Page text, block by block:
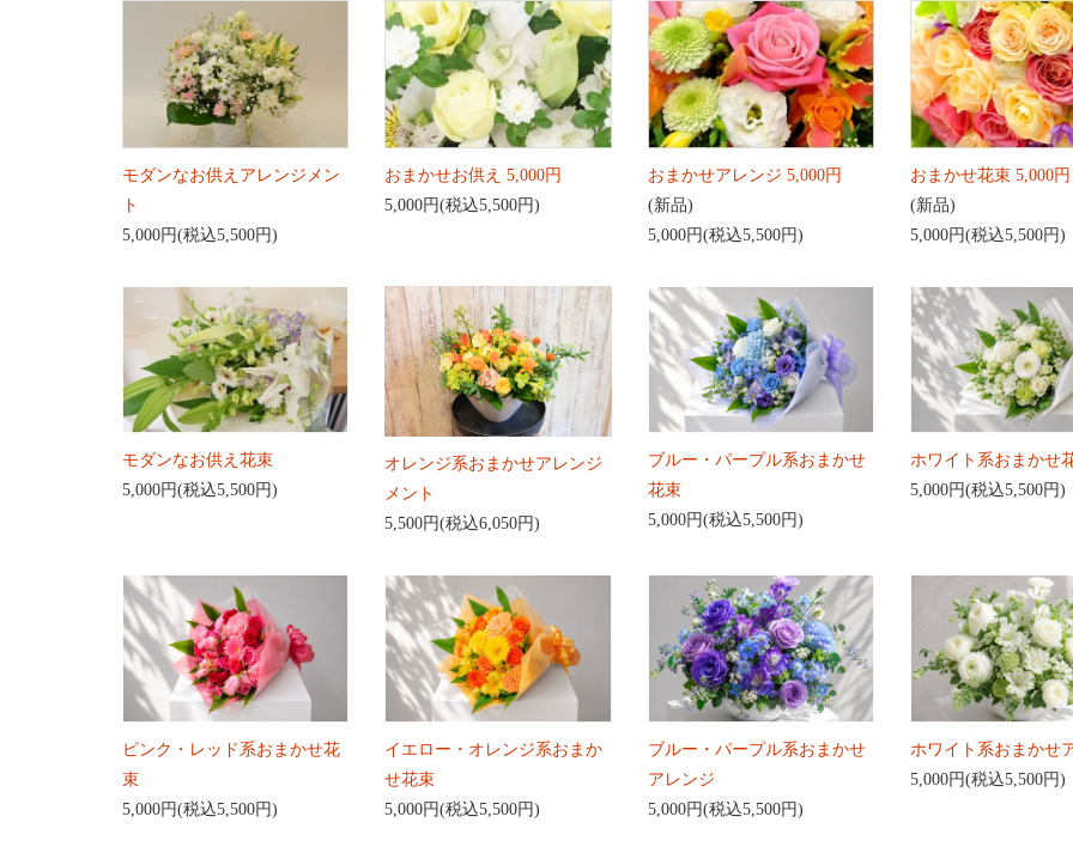
モダンなお供えアレンジメン
ト
5,000円(税込5,500円)
おまかせお供え 5,000円
5,000円(税込5,500円)
おまかせアレンジ 5,000円
(新品)
5,000円(税込5,500円)
おまかせ花束 5,000円
(新品)
5,000円(税込5,500円)
モダンなお供え花束
5,000円(税込5,500円)
オレンジ系おまかせアレンジ
メント
5,500円(税込6,050円)
ブルー・パープル系おまかせ
花束
5,000円(税込5,500円)
ホワイト系おまかせ
5,000円(税込5,500円)
ピンク・レッド系おまかせ花
束
5,000円(税込5,500円)
イエロー・オレンジ系おまか
せ花束
5,000円(税込5,500円)
ブルー・パープル系おまかせ
アレンジ
5,000円(税込5,500円)
ホワイト系おまかせ
5,000円(税込5,500円)